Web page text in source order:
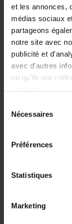
et les annonces,
médias sociaux
partageons
notre site avec
publicité et
avec d'autres
ou qu'ils ont
services.
Nécessaires
Préférences
Statistiques
Marketing